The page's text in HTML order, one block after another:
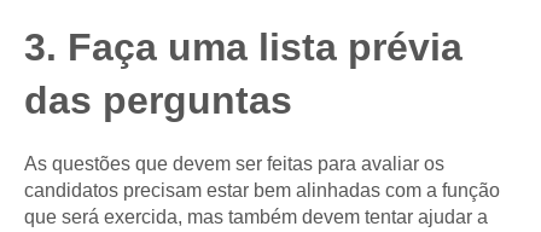
3. Faça uma lista prévia
das perguntas
As questões que devem ser feitas para avaliar os
candidatos precisam estar bem alinhadas com a função
que será exercida, mas também devem tentar ajudar a